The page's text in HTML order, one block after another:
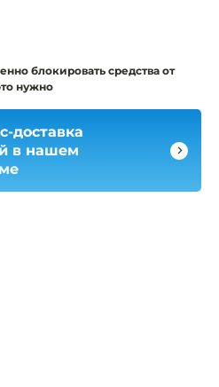
блокировать средства от
нужно
доставка
в нашем